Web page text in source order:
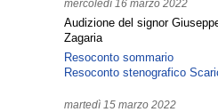
mercoledì 16 marzo 2022
Audizione del signor
Zagaria
Resoconto sommario
Resoconto stenografico
martedì 15 marzo 2022